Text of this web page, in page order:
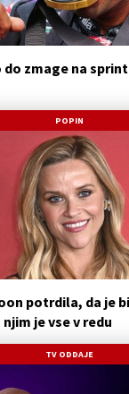
do zmage na
POPIN
potrdila, da je
je vse v redu
TV ODDAJE